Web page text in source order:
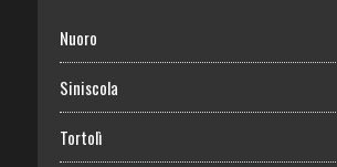
Nuoro
Siniscola
Tortolì